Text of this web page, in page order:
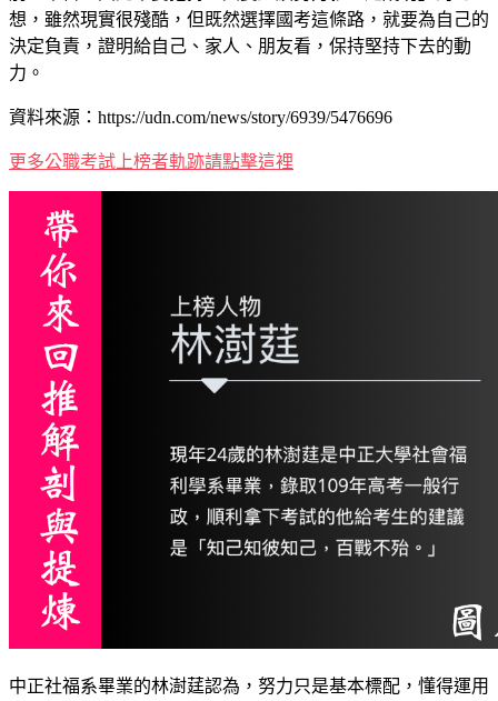
想，雖然現實很殘酷，但既然選擇國考這條路，就要為自己的
決定負責，證明給自己、家人、朋友看，保持堅持下去的動
力。
資料來源：https://udn.com/news/story/6939/5476696
更多公職考試上榜者軌跡請點擊這裡
中正社福系畢業的林澍莛認為，努力只是基本標配，懂得運用